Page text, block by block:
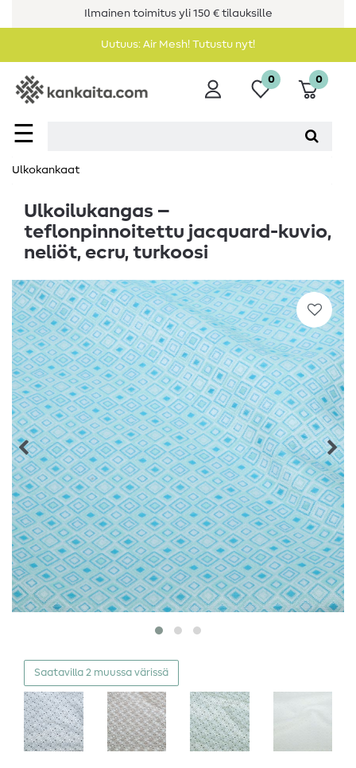
Ilmainen toimitus yli 150 € tilauksille
Uutuus: Air Mesh! Tutustu nyt!
☰
0 0
Ulkokankaat
Ulkoilukangas –
teflonpinnoitettu jacquard-kuvio,
neliöt, ecru, turkoosi
Saatavilla 2 muussa värissä